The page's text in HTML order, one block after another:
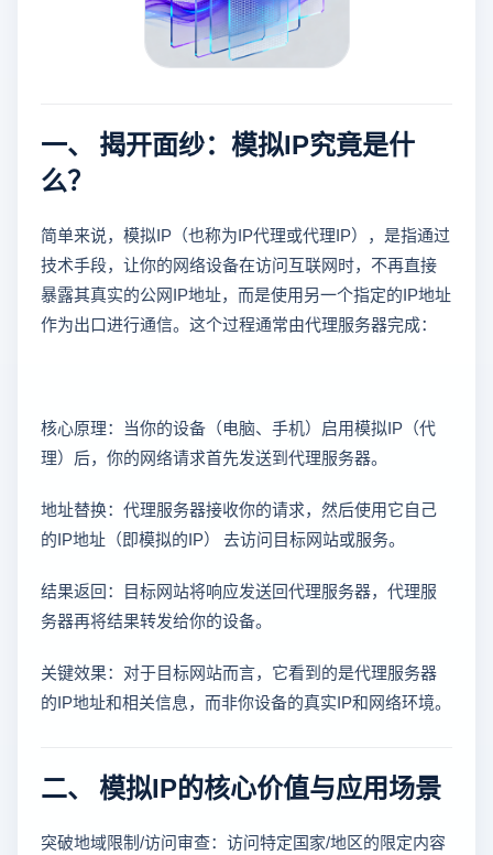
一、 揭开面纱：模拟IP究竟是什
么？
简单来说，模拟IP（也称为IP代理或代理IP），是指通过
技术手段，让你的网络设备在访问互联网时，不再直接
暴露其真实的公网IP地址，而是使用另一个指定的IP地址
作为出口进行通信。这个过程通常由代理服务器完成：
核心原理：当你的设备（电脑、手机）启用模拟IP（代
理）后，你的网络请求首先发送到代理服务器。
地址替换：代理服务器接收你的请求，然后使用它自己
的IP地址（即模拟的IP） 去访问目标网站或服务。
结果返回：目标网站将响应发送回代理服务器，代理服
务器再将结果转发给你的设备。
关键效果：对于目标网站而言，它看到的是代理服务器
的IP地址和相关信息，而非你设备的真实IP和网络环境。
二、 模拟IP的核心价值与应用场景
突破地域限制/访问审查：访问特定国家/地区的限定内容